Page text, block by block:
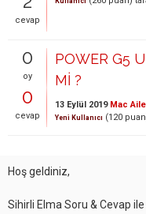
cevap
0
oy
0
cevap
POWER G5
Mİ ?
13 Eylül 2019 Mac
Yeni Kullanıcı (120
Hoş geldiniz,
Sihirli Elma Soru & Cevap